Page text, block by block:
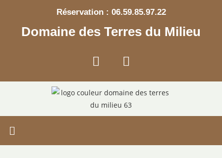
Réservation : 06.59.85.97.22
Domaine des Terres du Milieu